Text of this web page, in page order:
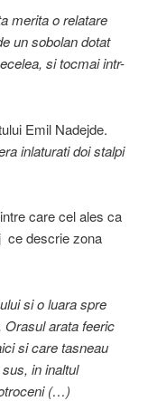
merita o relatare
un sobolan dotat
si tocmai intr-
Emil Nadejde.
inlaturati doi stalpi
care cel ales ca
ce descrie zona
si o luara spre
Orasul arata feeric
si care tasneau
in inaltul
(…)